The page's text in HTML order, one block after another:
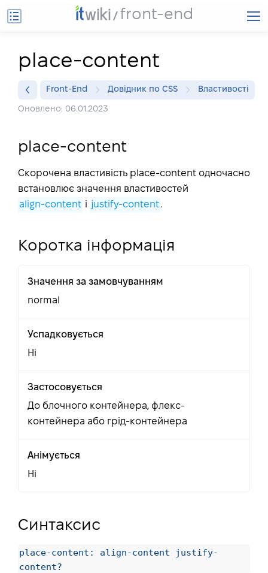
front-end
place-content
Front-End Довідник по CSS Властивості
Оновлено: 06.01.2023
place-content
Скорочена властивість place-content одночасно
встановлює значення властивостей
align-content і justify-content .
Коротка інформація
Значення за замовчуванням
normal
Успадковується
Ні
Застосовується
До блочного контейнера, флекс-
контейнера або грід-контейнера
Анімується
Ні
Синтаксис
place-content: align-content justify-
content?